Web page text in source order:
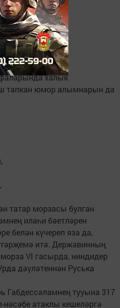
итте)
халык
тапкан юмор алымнарын да
татар морзасы булган
илаһи бәетләрен
белән күчереп яза да,
итә. Державинның
VI гасырда, ниндидер
дәүләтеннән Руська
тууына 317
нәсәбе атаклы кешеләргә